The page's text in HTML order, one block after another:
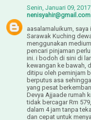
Senin, Januari 09,
nenisyahir@gmail.com
aasalamaluikum, saya
Sarawak Kuching
menggunakan
pencari pinjaman
ini. i bodoh di sini di
kewangan ke bawah,
ditipu oleh peminjam
berputus asa
yang pesat
Devya Ajjaade rumah
tidak bercagar Rm
dalam 4 jam tanpa
dan cepat untuk